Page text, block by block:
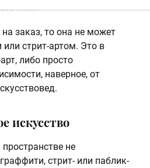
заказ, то она не может
стрит-артом. Это в
либо просто
наверное, от
искусство
не
стрит- или паблик-